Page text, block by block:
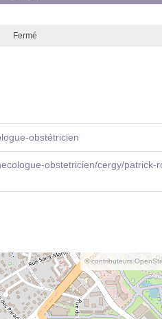
Fermé
obstétricien
obstetricien/cergy/patrick-
© contributeurs